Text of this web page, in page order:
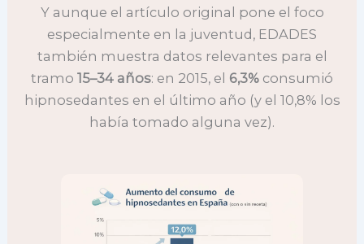
Y aunque el artículo original pone el foco
especialmente en la juventud, EDADES
también muestra datos relevantes para el
tramo 15–34 años: en 2015, el 6,3% consumió
hipnosedantes en el último año (y el 10,8% los
había tomado alguna vez).